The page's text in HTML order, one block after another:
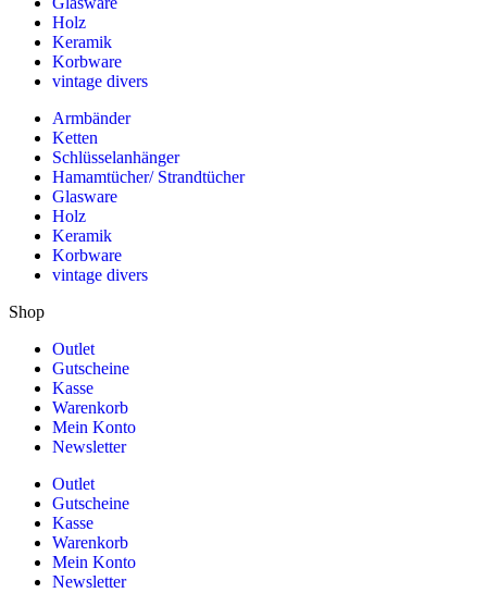
Holz
Keramik
Korbware
vintage divers
Armbänder
Ketten
Schlüsselanhänger
Hamamtücher/ Strandtücher
Glasware
Holz
Keramik
Korbware
vintage divers
Shop
Outlet
Gutscheine
Kasse
Warenkorb
Mein Konto
Newsletter
Outlet
Gutscheine
Kasse
Warenkorb
Mein Konto
Newsletter